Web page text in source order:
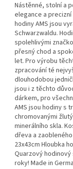
Nástěnné, stolní a
elegance a
hodiny AMS jsou
Schwarzwaldu.
spolehlivými
přesný chod a
let. Pro výrobu
zpracování té
dlouhodobou
jsou i z těchto
dárkem, pro
AMS jsou hodiny s
chromovanými
minerálního skla.
dřeva a
23x43cm Hloubka
Quarzový
roky! Made in